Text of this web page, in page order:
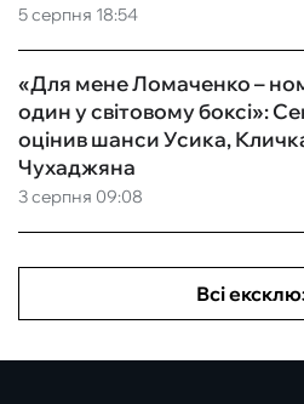
5 серпня 18:54
3 серпня 09:08
«Для мене Ломаченко –
один у світовому боксі»:
оцінив шанси Усика,
Чухаджяна
Всі